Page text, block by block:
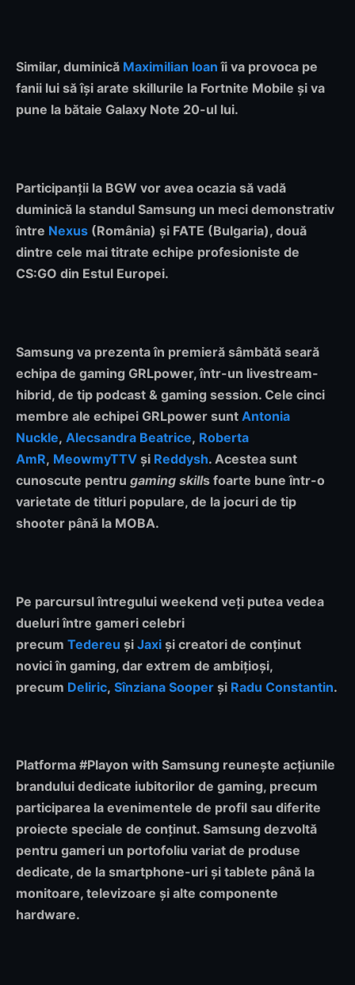
Similar, duminică Maximilian Ioan îi va provoca pe
fanii lui să își arate skillurile la Fortnite Mobile și va
pune la bătaie Galaxy Note 20-ul lui.
Participanții la BGW vor avea ocazia să vadă
duminică la standul Samsung un meci demonstrativ
între Nexus (România) și FATE (Bulgaria), două
dintre cele mai titrate echipe profesioniste de
CS:GO din Estul Europei.
Samsung va prezenta în premieră sâmbătă seară
echipa de gaming GRLpower, într-un livestream-
hibrid, de tip podcast & gaming session. Cele cinci
membre ale echipei GRLpower sunt Antonia
Nuckle, Alecsandra Beatrice, Roberta
AmR, MeowmyTTV și Reddysh. Acestea sunt
cunoscute pentru gaming skills foarte bune într-o
varietate de titluri populare, de la jocuri de tip
shooter până la MOBA.
Pe parcursul întregului weekend veți putea vedea
dueluri între gameri celebri
precum Tedereu și Jaxi și creatori de conținut
novici în gaming, dar extrem de ambițioși,
precum Deliric, Sînziana Sooper și Radu Constantin.
Platforma #Playon with Samsung reunește acțiunile
brandului dedicate iubitorilor de gaming, precum
participarea la evenimentele de profil sau diferite
proiecte speciale de conținut. Samsung dezvoltă
pentru gameri un portofoliu variat de produse
dedicate, de la smartphone-uri și tablete până la
monitoare, televizoare și alte componente
hardware.